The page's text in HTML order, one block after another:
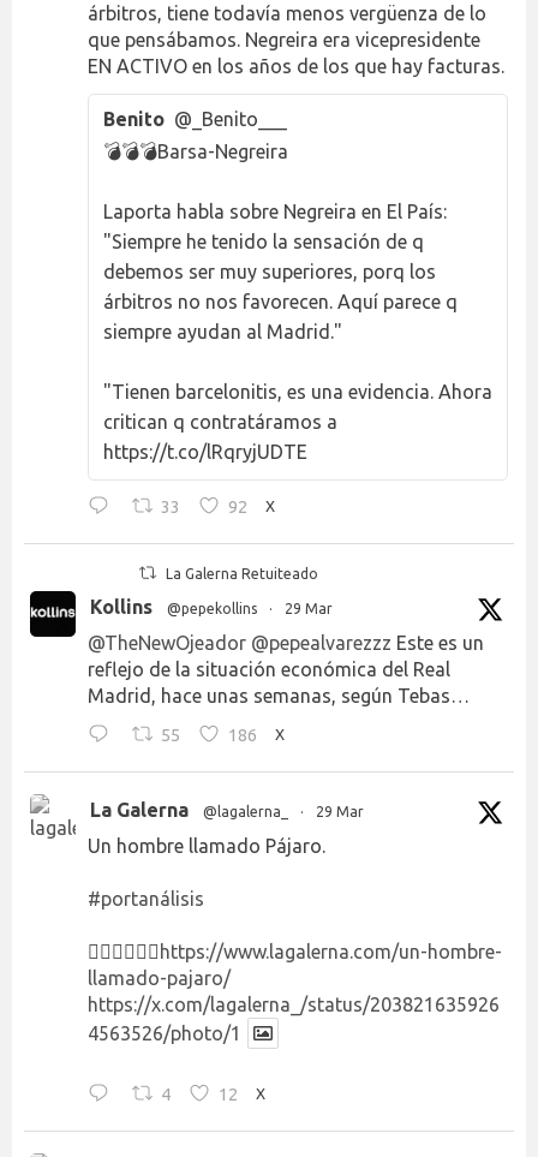
árbitros, tiene todavía menos vergüenza de lo
que pensábamos. Negreira era vicepresidente
EN ACTIVO en los años de los que hay facturas.
Benito @_Benito___
💣💣💣Barsa-Negreira
Laporta habla sobre Negreira en El País:
"Siempre he tenido la sensación de q
debemos ser muy superiores, porq los
árbitros no nos favorecen. Aquí parece q
siempre ayudan al Madrid."
"Tienen barcelonitis, es una evidencia. Ahora
critican q contratáramos a
https://t.co/lRqryjUDTE
33 92 X
La Galerna Retuiteado
Kollins @pepekollins · 29 Mar
@TheNewOjeador @pepealvarezzz Este es un
reflejo de la situación económica del Real
Madrid, hace unas semanas, según Tebas…
55 186 X
La Galerna @lagalerna_ · 29 Mar
Un hombre llamado Pájaro.
#portanálisis
👉🏻👉🏻👉🏻 https://www.lagalerna.com/un-hombre-
llamado-pajaro/
https://x.com/lagalerna_/status/203821635926
4563526/photo/1
4 12 X